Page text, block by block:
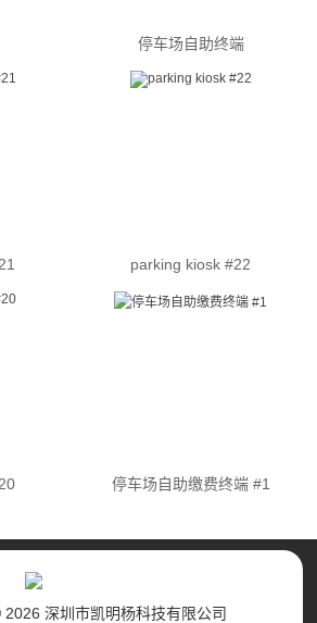
停车场自助终端
parking kiosk #22
停车场自助缴费终端 #1
深圳市凯明杨科技有限公司